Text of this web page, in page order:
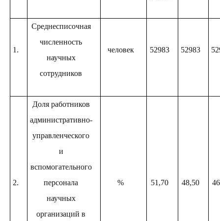
1.
Среднесписочная
численность
научных
сотрудников
человек 52983 52983
2.
Доля работников
административно-
управленческого
и
вспомогательного
персонала
научных
организаций в
% 51,70 48,50